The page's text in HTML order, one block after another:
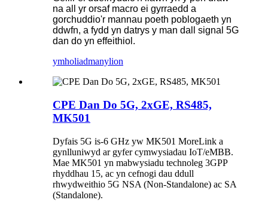
na all yr orsaf macro ei gyrraedd a
gorchuddio'r mannau poeth poblogaeth yn
ddwfn, a fydd yn datrys y man dall signal 5G
dan do yn effeithiol.
ymholiadmanylion
CPE Dan Do 5G, 2xGE, RS485,
MK501
Dyfais 5G is-6 GHz yw MK501 MoreLink a
gynlluniwyd ar gyfer cymwysiadau IoT/eMBB.
Mae MK501 yn mabwysiadu technoleg 3GPP
rhyddhau 15, ac yn cefnogi dau ddull
rhwydweithio 5G NSA (Non-Standalone) ac SA
(Standalone).